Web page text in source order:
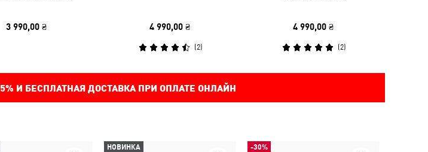
3 990,00 ₴ 4 990,00 ₴
(2)
4 990,00 ₴
(2)
5% И БЕСПЛАТНАЯ ДОСТАВКА ПРИ ОПЛАТЕ ОНЛАЙН
НОВИНКА -30%